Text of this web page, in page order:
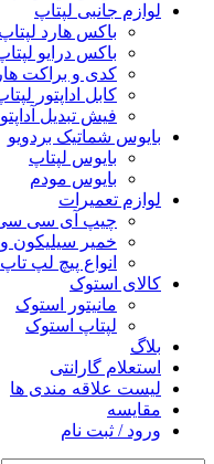
لوازم جانبی لپتاپ
باکس هارد لپتاپ
باکس درایو
کدی و براکت
کابل اداپتور
فیش تبدیل
بایوس شماتیک بردویو
بایوس لپتاپ
بایوس مودم
لوازم تعمیرات
چیپ آی سی سی
خمیر سیلیکون
انواع پیچ لپ تاپ
کالای استوک
مانیتور استوک
لپتاپ استوک
بلاگ
استعلام گارانتی
لیست علاقه مندی ها
مقایسه
ورود / ثبت نام